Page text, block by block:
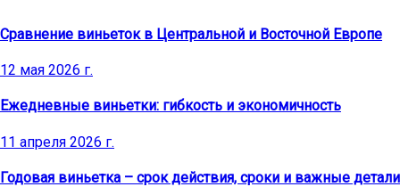
Сравнение виньеток в Центральной и Восточной Европе
12 мая 2026 г.
Ежедневные виньетки: гибкость и экономичность
11 апреля 2026 г.
Годовая виньетка – срок действия, сроки и важные детали